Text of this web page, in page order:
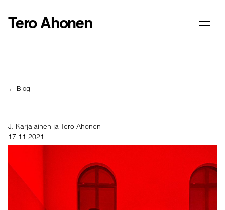
Tero Ahonen
← Blogi
J. Karjalainen ja Tero Ahonen
17.11.2021